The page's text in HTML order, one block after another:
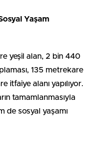
Yaşam
yeşil alan, 2 bin 440
135 metrekare
itfaiye alanı yapılıyor.
tamamlanmasıyla
de sosyal yaşamı